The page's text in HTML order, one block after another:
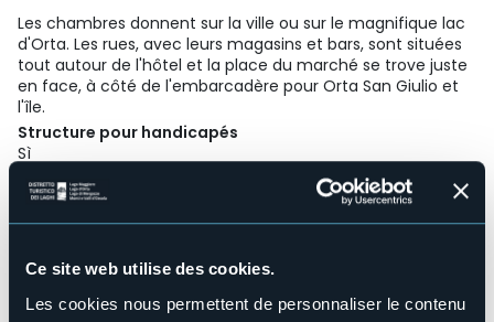
Ce site web utilise des cookies.
Les cookies nous permettent de personnaliser le contenu
Les chambres donnent sur la ville ou sur le magnifique lac
d'Orta. Les rues, avec leurs magasins et bars, sont situées
tout autour de l'hôtel et la place du marché se trove juste
en face, à côté de l'embarcadère pour Orta San Giulio et
l'île.
Structure pour handicapés
Sì
Wellness
No
No
No